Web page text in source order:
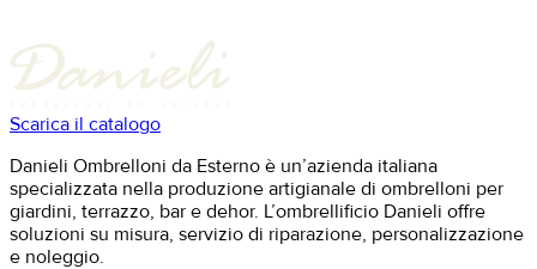
Scarica il catalogo
Danieli Ombrelloni da Esterno è un’azienda italiana
specializzata nella produzione artigianale di ombrelloni per
giardini, terrazzo, bar e dehor. L’ombrellificio Danieli offre
soluzioni su misura, servizio di riparazione, personalizzazione
e noleggio.